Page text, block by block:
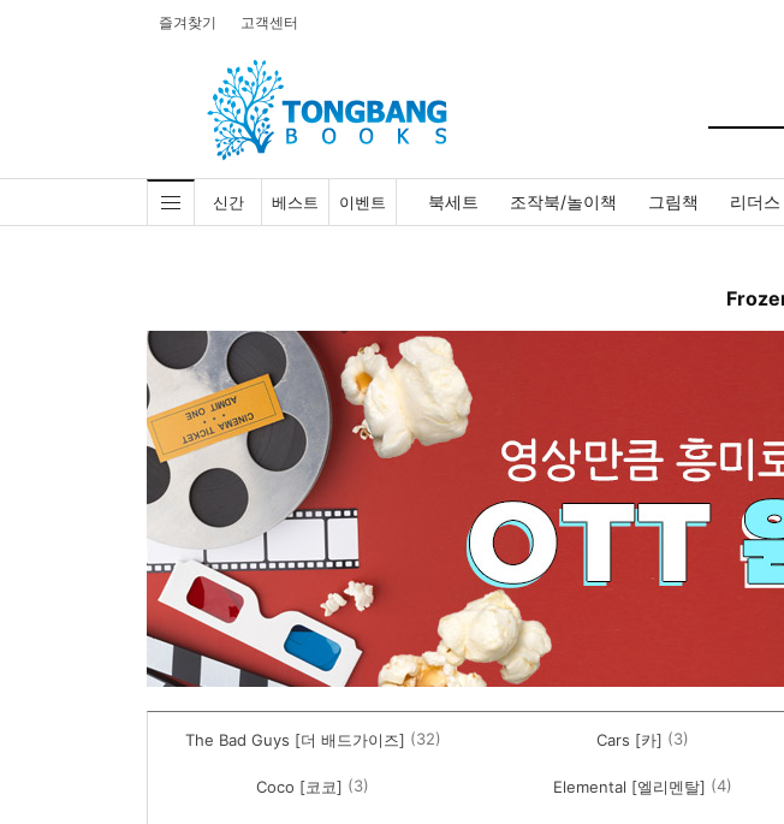
즐겨찾기 고객센터
신간 베스트 이벤트 북세트 조작북/놀이책 그림책 리더스
The Bad Guys [더 배드가이즈] (32) Cars [카] (3)
Coco [코코] (3) Elemental [엘리멘탈] (4)